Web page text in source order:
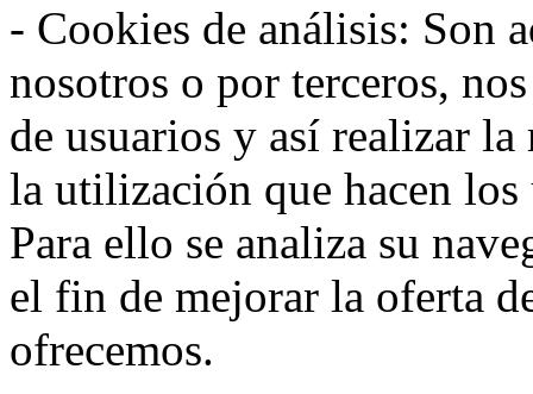
- Cookies de análisis: Son
nosotros o por terceros,
de usuarios y así realizar
la utilización que hacen
Para ello se analiza su
el fin de mejorar la oferta
ofrecemos.